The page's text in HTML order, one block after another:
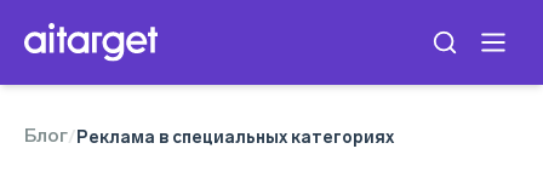
Блог/Реклама в специальных категориях